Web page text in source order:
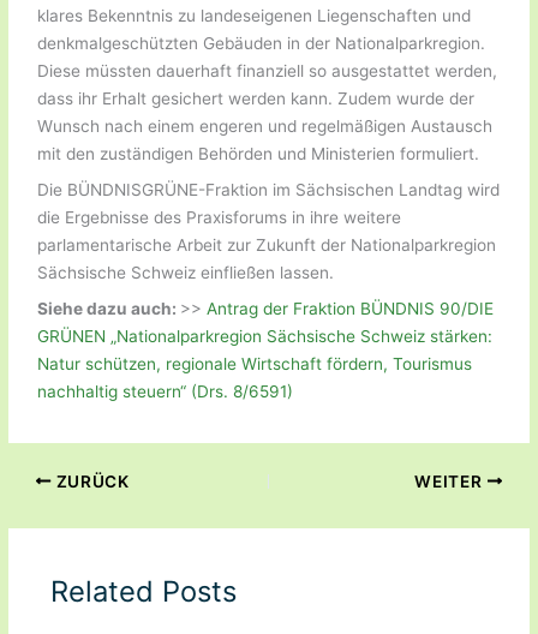
klares Bekenntnis zu landeseigenen Liegenschaften und
denkmalgeschützten Gebäuden in der Nationalparkregion.
Diese müssten dauerhaft finanziell so ausgestattet werden,
dass ihr Erhalt gesichert werden kann. Zudem wurde der
Wunsch nach einem engeren und regelmäßigen Austausch
mit den zuständigen Behörden und Ministerien formuliert.
Die BÜNDNISGRÜNE-Fraktion im Sächsischen Landtag wird
die Ergebnisse des Praxisforums in ihre weitere
parlamentarische Arbeit zur Zukunft der Nationalparkregion
Sächsische Schweiz einfließen lassen.
Siehe dazu auch: >>Antrag der Fraktion BÜNDNIS 90/DIE
GRÜNEN „Nationalparkregion Sächsische Schweiz stärken:
Natur schützen, regionale Wirtschaft fördern, Tourismus
nachhaltig steuern“ (Drs. 8/6591)
ZURÜCK WEITER
Related Posts